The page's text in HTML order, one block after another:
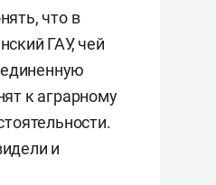
что в
ГАУ, чей
к аграрному
и